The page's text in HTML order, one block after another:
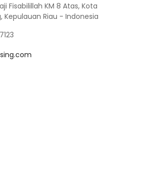
Fisabilillah KM 8 Atas, Kota
Kepulauan Riau - Indonesia